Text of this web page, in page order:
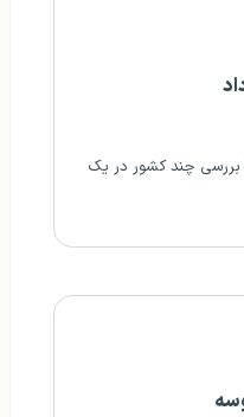
بررسی چند کشور در یک